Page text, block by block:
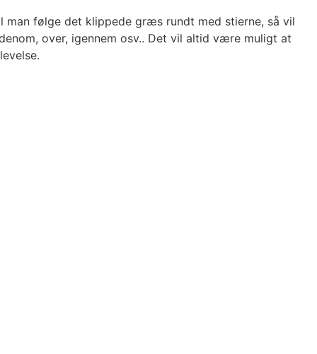
man følge det klippede græs rundt med stierne, så vil
over, igennem osv.. Det vil altid være muligt at